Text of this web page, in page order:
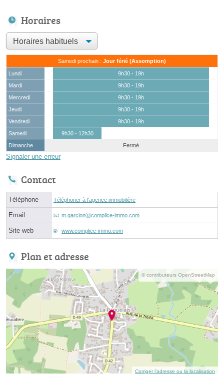
Horaires
Samedi prochain : Jour férié (Assomption)
Lundi
9h30 - 19h
Mardi
9h30 - 19h
Mercredi
9h30 - 19h
Jeudi
9h30 - 19h
Vendredi
9h30 - 19h
Samedi
9h30 - 12h30
Dimanche
Fermé
Signaler une erreur
Contact
Téléphone Téléphoner à l'agence immobilière
Email m.garcionⓐcomplice-immo.com
Site web www.complice-immo.com
Plan et adresse
© contributeurs OpenStreetMap
Corriger l’adresse ou la localisation